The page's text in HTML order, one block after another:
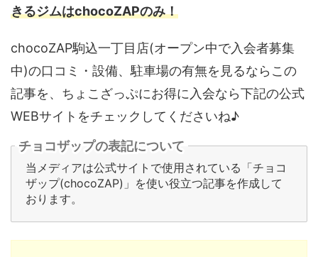
きるジムはchocoZAPのみ！
chocoZAP駒込一丁目店(オープン中で入会者募集
中)の口コミ・設備、駐車場の有無を見るならこの
記事を、ちょこざっぷにお得に入会なら下記の公式
WEBサイトをチェックしてくださいね♪
チョコザップの表記について
当メディアは公式サイトで使用されている「チョコ
ザップ(chocoZAP)」を使い役立つ記事を作成して
おります。